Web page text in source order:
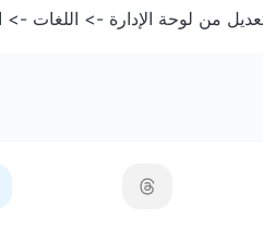
من لوحة الإدارة -> اللغات